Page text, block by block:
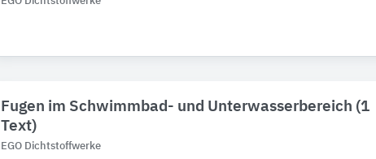
Fugen im Schwimmbad- und Unterwasserbereich (1
Text)
EGO Dichtstoffwerke